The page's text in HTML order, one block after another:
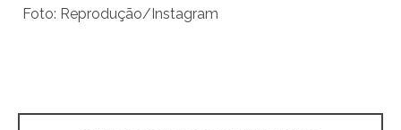
Foto: Reprodução/Instagram